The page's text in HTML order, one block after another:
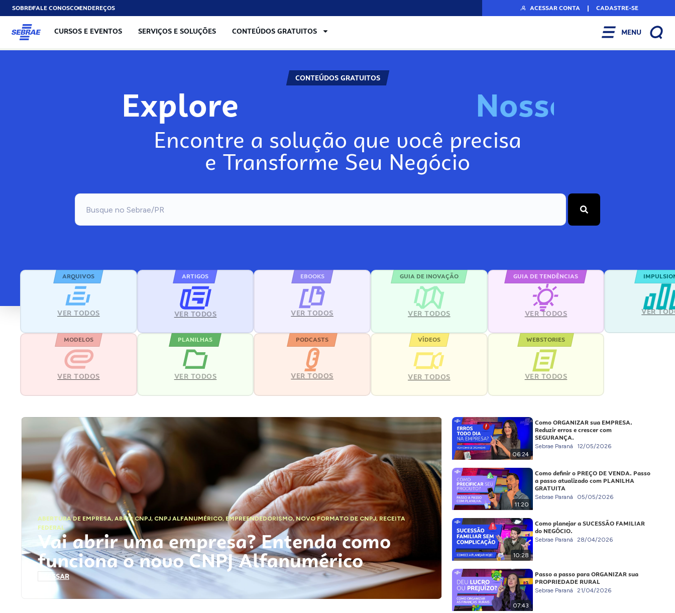
SOBREFALE CONOSCOENDEREÇOS ACESSAR CONTA | CADASTRE-SE
CURSOS E EVENTOS SERVIÇOS E SOLUÇÕES CONTEÚDOS GRATUITOS MENU
CONTEÚDOS GRATUITOS
Explore Nosso
Encontre a solução que você precisa
e Transforme Seu Negócio
ARQUIVOS
VER TODOS
ARTIGOS
VER TODOS
EBOOKS
VER TODOS
GUIA DE INOVAÇÃO
VER TODOS
GUIA DE TENDÊNCIAS
VER TODOS VER
MODELOS
VER TODOS
PLANILHAS
VER TODOS
PODCASTS
VER TODOS
VÍDEOS
VER TODOS
WEBSTORIES
VER TODOS
ABERTURA DE EMPRESA,ABRIR CNPJ, CNPJ ALFANUMÉRICO, EMPREENDEDORISMO,NOVO FORMATO DE CNPJ,RECEITA
FEDERAL
Vai abrir uma empresa? Entenda como
funciona o novo CNPJ Alfanumérico
ACESSAR
06:24
Como ORGANIZAR sua EMPRESA.
Reduzir erros e crescer com
SEGURANÇA.
Sebrae Paraná 12/05/2026
11:20
Como definir o PREÇO DE VENDA. Passo
a passo atualizado com PLANILHA
GRATUITA
Sebrae Paraná 05/05/2026
10:28
Como planejar a SUCESSÃO FAMILIAR
do NEGÓCIO.
Sebrae Paraná 28/04/2026
07:43
Passo a passo para ORGANIZAR sua
PROPRIEDADE RURAL
Sebrae Paraná 21/04/2026